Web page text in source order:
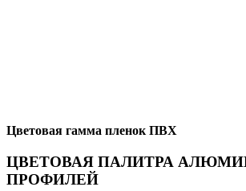
Цветовая гамма пленок ПВХ
ЦВЕТОВАЯ ПАЛИТРА
ПРОФИЛЕЙ